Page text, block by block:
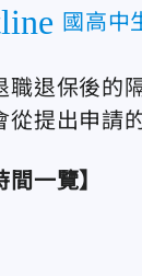
國高中
職退保後的
從提出申請
一覽】